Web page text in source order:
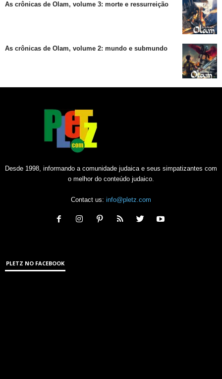
As crônicas de Olam, volume 3: morte e ressurreição
As crônicas de Olam, volume 2: mundo e submundo
Desde 1998, informando a comunidade judaica e seus simpatizantes com
o melhor do conteúdo judaico.
Contact us: info@pletz.com
PLETZ NO FACEBOOK